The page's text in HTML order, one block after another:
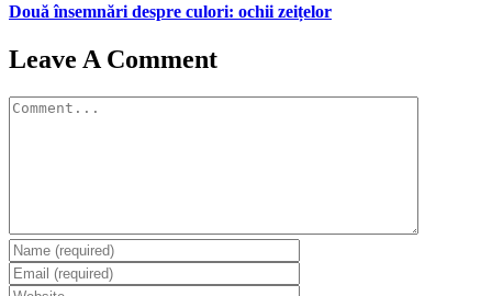
Două însemnări despre culori: ochii zeițelor
Leave A Comment
Comment